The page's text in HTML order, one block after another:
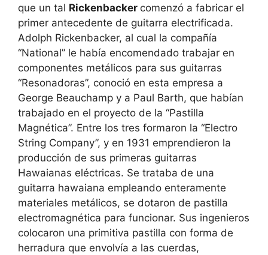
que un tal Rickenbacker comenzó a fabricar el
primer antecedente de guitarra electrificada.
Adolph Rickenbacker, al cual la compañía
“National” le había encomendado trabajar en
componentes metálicos para sus guitarras
“Resonadoras”, conoció en esta empresa a
George Beauchamp y a Paul Barth, que habían
trabajado en el proyecto de la “Pastilla
Magnética”. Entre los tres formaron la “Electro
String Company”, y en 1931 emprendieron la
producción de sus primeras guitarras
Hawaianas eléctricas. Se trataba de una
guitarra hawaiana empleando enteramente
materiales metálicos, se dotaron de pastilla
electromagnética para funcionar. Sus ingenieros
colocaron una primitiva pastilla con forma de
herradura que envolvía a las cuerdas,